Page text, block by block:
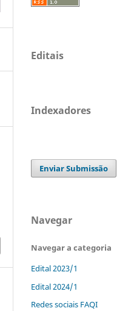
Editais
Indexadores
Enviar Submissão
Navegar
Navegar a categoria
Edital 2023/1
Edital 2024/1
Redes sociais FAQI